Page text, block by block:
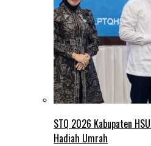
STQ 2026 Kabupaten
Hadiah Umrah